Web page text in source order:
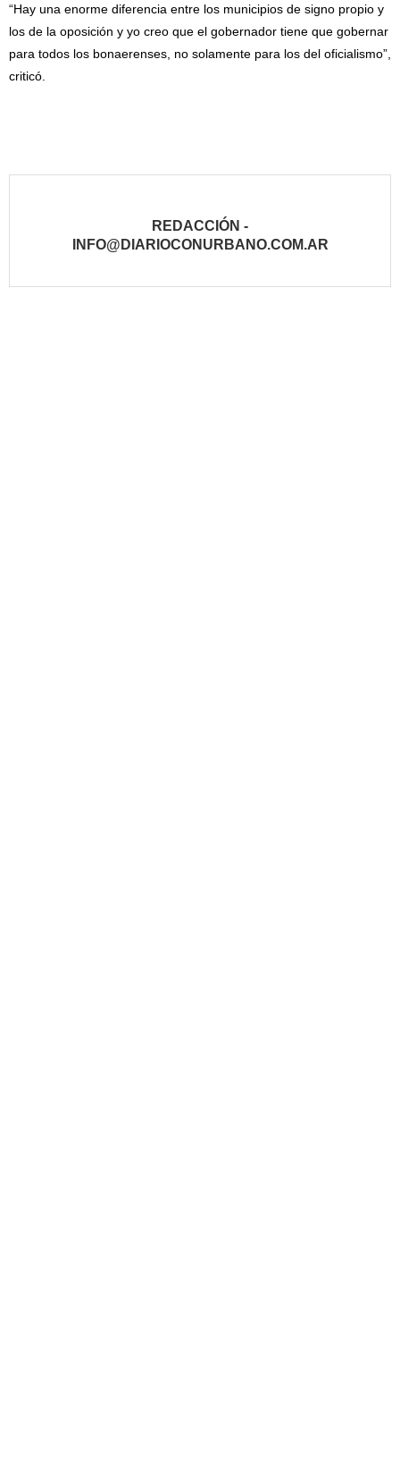
“Hay una enorme diferencia entre los municipios de signo propio y
los de la oposición y yo creo que el gobernador tiene que gobernar
para todos los bonaerenses, no solamente para los del oficialismo”,
criticó.
REDACCIÓN -
INFO@DIARIOCONURBANO.COM.AR